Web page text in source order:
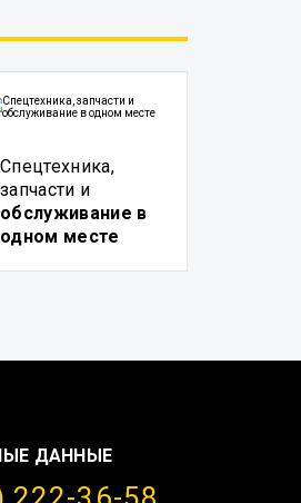
Спецтехника,
запчасти и
обслуживание в
одном месте
ДАННЫЕ